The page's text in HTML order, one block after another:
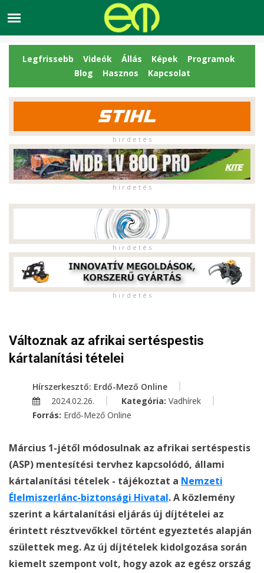
Legfrissebb Videók Állás Képek
Programok
Blog
Hasznos Kapcsolat
h i r d e t é s
h i r d e t é s
h i r d e t é s
h i r d e t é s
Változnak az afrikai sertéspestis
kártalanítási tételei
Hírszerkesztő: Erdő-Mező Online
2024.02.26.
Kategória: Vadhírek
Forrás: Erdő-Mező Online
Március 1-jétől módosulnak az afrikai sertéspestis
(ASP) mentesítési tervhez kapcsolódó, állami
kártalanítási tételek - tájékoztat a Nemzeti
Élelmiszerlánc-biztonsági Hivatal. A közlemény
szerint a kártalanítási eljárás új díjtételei az
érintett résztvevőkkel történt egyeztetés alapján
születtek meg. Az új díjtételek kidolgozása során
kiemelt szempont volt, hogy azok az egész ország